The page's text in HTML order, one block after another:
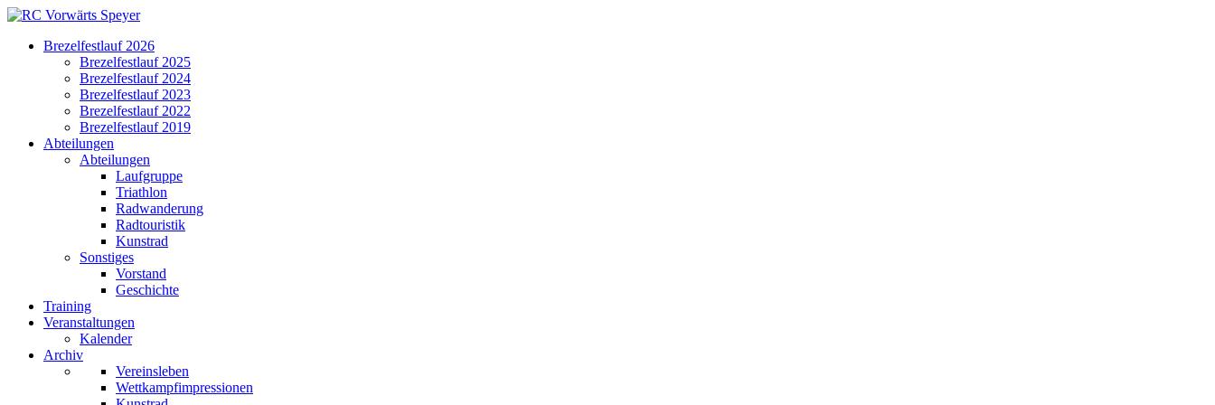
Brezelfestlauf 2026
Brezelfestlauf 2025
Brezelfestlauf 2024
Brezelfestlauf 2023
Brezelfestlauf 2022
Brezelfestlauf 2019
Abteilungen
Abteilungen
Laufgruppe
Triathlon
Radwanderung
Radtouristik
Kunstrad
Sonstiges
Vorstand
Geschichte
Training
Veranstaltungen
Kalender
Archiv
Vereinsleben
Wettkampfimpressionen